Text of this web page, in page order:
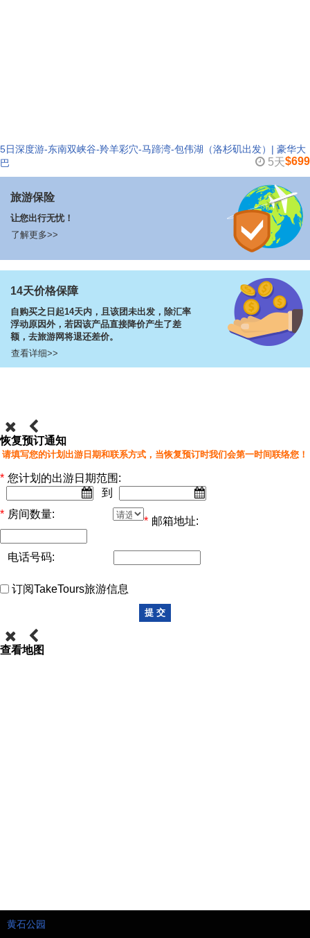
黄石公园
黄石公园
黄石公园
黄石公园
黄石公园
黄石公园
5日深度游-东南双峡谷-羚羊彩穴-马蹄湾-包伟湖（洛杉矶出发）| 豪华大
巴
5天$699
旅游保险
让您出行无忧！
了解更多>>
14天价格保障
自购买之日起14天内，且该团未出发，除汇率
浮动原因外，若因该产品直接降价产生了差
额，去旅游网将退还差价。
查看详细>>
恢复预订通知
请填写您的计划出游日期和联系方式，当恢复预订时我们会第一时间联络您！
* 您计划的出游日期范围:
到
* 房间数量:
* 邮箱地址:
电话号码:
订阅TakeTours旅游信息
查看地图